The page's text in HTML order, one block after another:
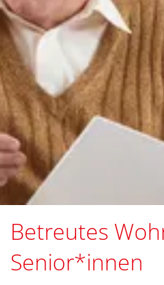
Betreutes
Senior*innen